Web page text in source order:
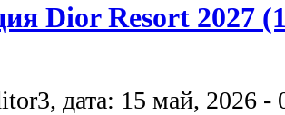
Dior Resort 2027
дата: 15 май, 2026 -